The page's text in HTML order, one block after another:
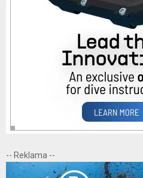
-- Reklama --